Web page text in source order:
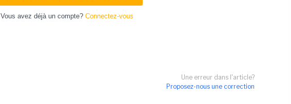
Vous avez déjà un compte? Connectez-vous
Une erreur dans l'article?
Proposez-nous une correction